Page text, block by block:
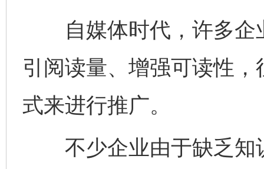
自媒体时代，许多企
引阅读量、增强可读性
式来进行推广。
不少企业由于缺乏知